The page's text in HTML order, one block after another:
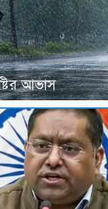
আভাস